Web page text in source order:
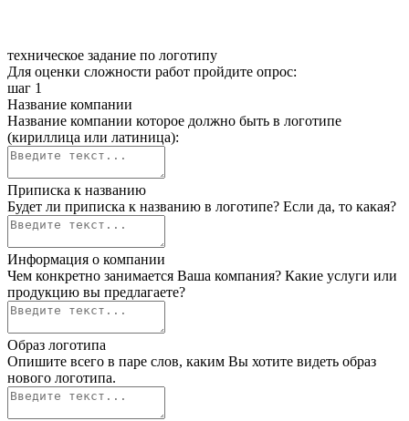
техническое задание по логотипу
Для оценки сложности работ пройдите опрос:
шаг 1
Название компании
Название компании которое должно быть в логотипе
(кириллица или латиница):
Приписка к названию
Будет ли приписка к названию в логотипе? Если да, то какая?
Информация о компании
Чем конкретно занимается Ваша компания? Какие услуги или
продукцию вы предлагаете?
Образ логотипа
Опишите всего в паре слов, каким Вы хотите видеть образ
нового логотипа.